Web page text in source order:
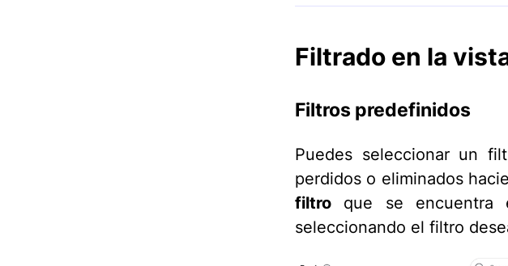
Filtrado en la
Filtros predefinidos
Puedes seleccionar un
perdidos o eliminados
filtro que se encuentra
seleccionando el filtro